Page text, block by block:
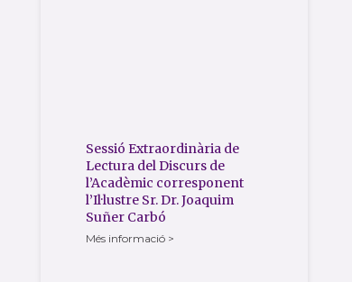
Sessió Extraordinària de
Lectura del Discurs de
l’Acadèmic corresponent
l’Il·lustre Sr. Dr. Joaquim
Suñer Carbó
Més informació >